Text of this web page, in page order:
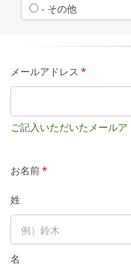
- その他
メールアドレス *
ご記入いただいたメール
お名前*
姓
名